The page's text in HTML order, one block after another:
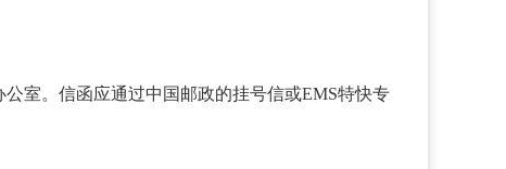
室。信函应通过中国邮政的挂号信或EMS特快专